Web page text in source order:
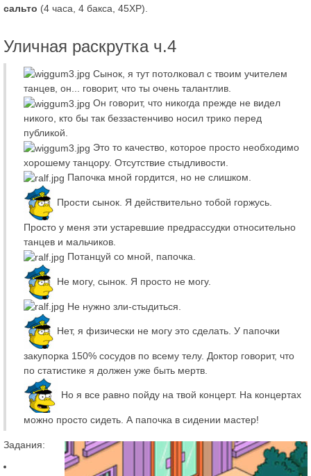
сальто (4 часа, 4 бакса, 45XP).
Уличная раскрутка ч.4
Сынок, я тут потолковал с твоим учителем
танцев, он... говорит, что ты очень талантлив.
Он говорит, что никогда прежде не видел
никого, кто бы так беззастенчиво носил трико перед
публикой.
Это то качество, которое просто необходимо
хорошему танцору. Отсутствие стыдливости.
Папочка мной гордится, но не слишком.
Прости сынок. Я действительно тобой горжусь.
Просто у меня эти устаревшие предрассудки относительно
танцев и мальчиков.
Потанцуй со мной, папочка.
Не могу, сынок. Я просто не могу.
Не нужно зли-стыдиться.
Нет, я физически не могу это сделать. У папочки
закупорка 150% сосудов по всему телу. Доктор говорит, что
по статистике я должен уже быть мертв.
Но я все равно пойду на твой концерт. На концертах
можно просто сидеть. А папочка в сидении мастер!
Задания: